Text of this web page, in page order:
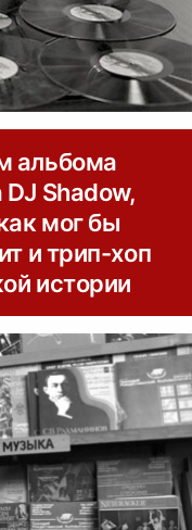
альбома
Shadow,
мог бы
и трип-хоп
истории